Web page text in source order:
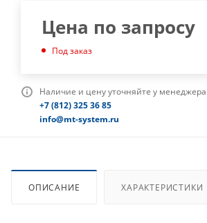
Цена по запросу
Под заказ
Наличие и цену уточняйте у менеджера
+7 (812) 325 36 85
info@mt-system.ru
ОПИСАНИЕ ХАРАКТЕРИСТИКИ